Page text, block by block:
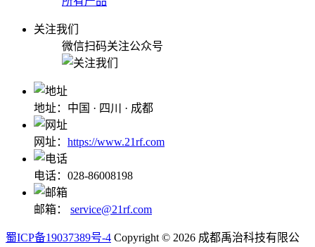
关注我们
微信扫码关注公众号
地址：中国 · 四川 · 成都
网址： https://www.21rf.com
电话：028-86008198
邮箱： service@21rf.com
蜀ICP备19037389号-4 Copyright © 2026 成都禹治科技有限公